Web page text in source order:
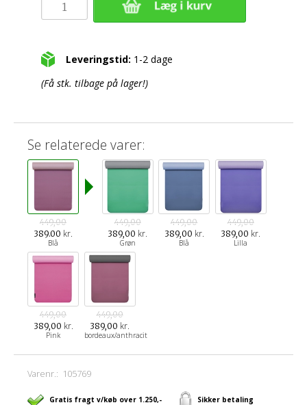
Leveringstid: 1-2 dage
(Få stk. tilbage på lager!)
Se relaterede varer:
449,00
389.00 kr.
Blå
449,00
389,00 kr.
Grøn
449,00
389,00 kr.
Blå
449,00
389,00 kr.
Lilla
449,00
389,00 kr.
Pink
449,00
389,00 kr.
bordeaux/anthracit
Varenr.: 105769
Gratis fragt v/køb over 1.250,- Sikker betaling